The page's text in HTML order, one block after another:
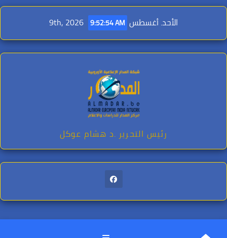
Skip
content
الأحد. أغسطس 9th, 2026 9:52:55 AM
رئيس التحرير .د هشام عوكل